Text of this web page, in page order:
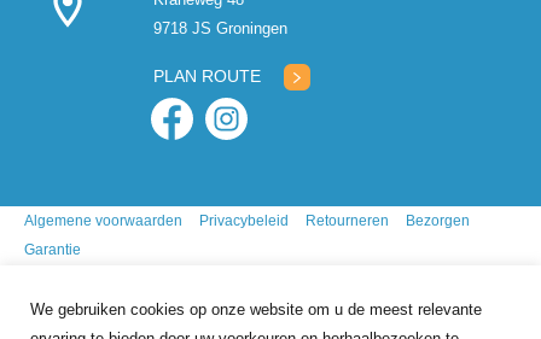
We gebruiken cookies op onze website om u de meest relevante
9718 JS Groningen
PLAN ROUTE
Algemene voorwaarden Privacybeleid Retourneren
Bezorgen
Garantie